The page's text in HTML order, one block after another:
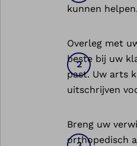
kunnen helpen.
Overleg met
beste bij uw
past. Uw arts
uitschrijven
Breng uw
orthopedisch